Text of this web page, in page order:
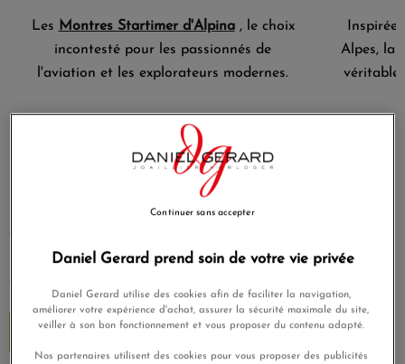
Les Montres Startimer d'Alpina , le choix
incontesté pour les passionnés de
l'aviation et les explorateurs modernes.
Inspirée
Alpes, la
véritable
Le chronomètre préféré des alpinistes
Dans l’univers Alpina, “sport” veut dire “fiable quand ça
compte”. C’est exactement ce que cherche un alpiniste : une
montre qui tient le choc, qui reste lisible et fiable même
quand les conditions se dégradent.
Alpina 4 : la définition d’une vraie
Daniel Gerard prend soin de votre vie privée
Daniel Gerard utilise des cookies afin de faciliter la navigation,
améliorer votre expérience d'achat, assurer la sécurité maximale du site,
veiller à son bon fonctionnement et vous proposer du contenu adapté.
Nos partenaires utilisent des cookies pour vous proposer des publicités
Continuer sans accepter